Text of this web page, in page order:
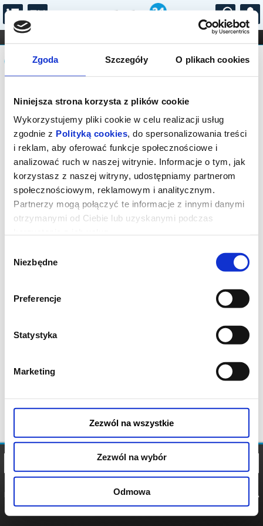
Zgoda Szczegóły O plikach cookies
Niniejsza strona korzysta z plików cookie
Wykorzystujemy pliki cookie w celu realizacji usług
zgodnie z Polityką cookies, do spersonalizowania treści
i reklam, aby oferować funkcje społecznościowe i
analizować ruch w naszej witrynie. Informacje o tym, jak
korzystasz z naszej witryny, udostępniamy partnerom
społecznościowym, reklamowym i analitycznym.
Partnerzy mogą połączyć te informacje z innymi danymi
otrzymanymi od Ciebie lub uzyskanymi podczas
zgody
Niezbędne
Preferencje
Statystyka
Marketing
Zezwól na wszystkie
Zezwól na wybór
Odmowa
...
FILHARMONIA OPERA I BALET
STAND-UP
DLA DZIECI
Komunikat
Sprzedaż biletów on-line na wydarzenie
została zakończona.
POLITYKA
POLITYKA